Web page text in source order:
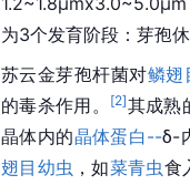
为3个发育阶段：芽孢
苏云金芽孢杆菌对鳞翅
的毒杀作用。
[2]其成熟
晶体内的晶体蛋白--δ-
翅目幼虫 ，如菜青虫食